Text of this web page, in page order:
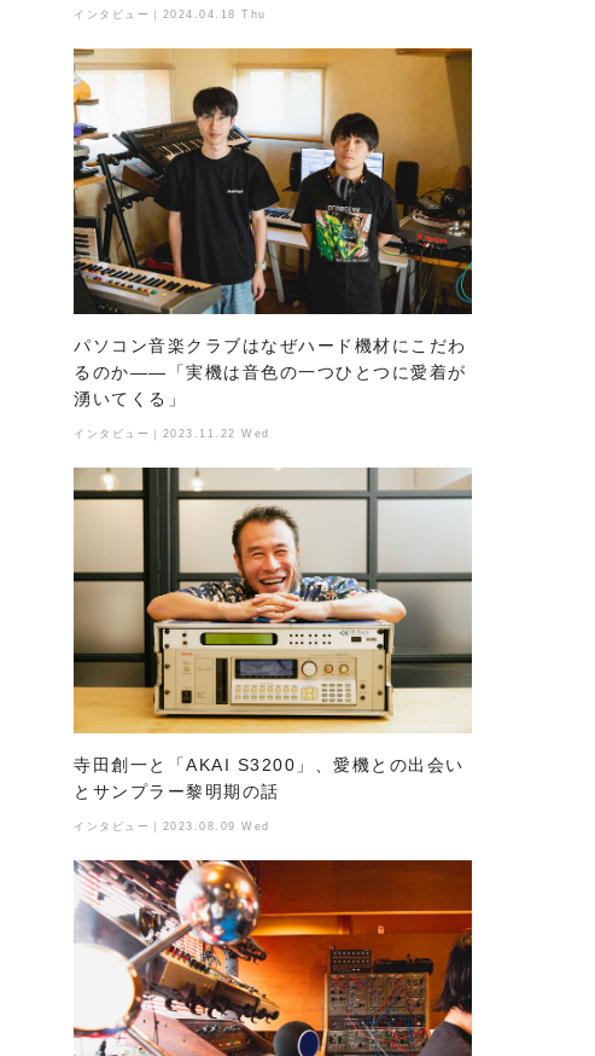
インタビュー｜2024.04.18 Thu
パソコン音楽クラブはなぜハード機材にこだわ
るのか――「実機は音色の一つひとつに愛着が
湧いてくる」
インタビュー｜2023.11.22 Wed
寺田創一と「AKAI S3200」、愛機との出会い
とサンプラー黎明期の話
インタビュー｜2023.08.09 Wed